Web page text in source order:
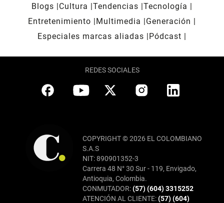
Blogs
Cultura Tendencias Tecnología
Entretenimiento
Multimedia
Generación
Especiales marcas aliadas
Pódcast
REDES SOCIALES
COPYRIGHT © 2026 EL COLOMBIANO
S.A.S
NIT: 890901352-3
Carrera 48 N° 30 Sur - 119, Envigado,
Antioquia, Colombia.
CONMUTADOR:(57) (604) 3315252
ATENCIÓN AL CLIENTE:(57) (604)